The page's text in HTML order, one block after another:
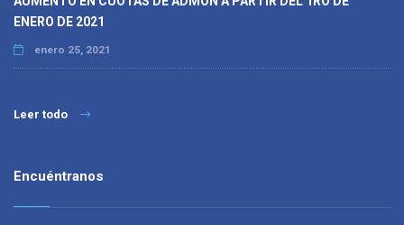
ENERO DE 2021
enero 25, 2021
Leer todo
Encuéntranos